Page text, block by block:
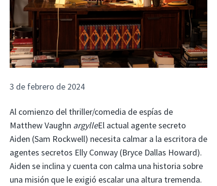
3 de febrero de 2024
Al comienzo del thriller/comedia de espías de
Matthew Vaughn argylleEl actual agente secreto
Aiden (Sam Rockwell) necesita calmar a la escritora de
agentes secretos Elly Conway (Bryce Dallas Howard).
Aiden se inclina y cuenta con calma una historia sobre
una misión que le exigió escalar una altura tremenda.